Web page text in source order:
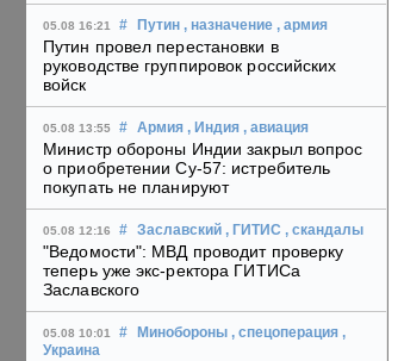
05.08 16:21 # Путин , назначение , армия
Путин провел перестановки в
руководстве группировок российских
войск
05.08 13:55 # Армия , Индия , авиация
Министр обороны Индии закрыл вопрос
о приобретении Су-57: истребитель
покупать не планируют
05.08 12:16 # Заславский , ГИТИС , скандалы
"Ведомости": МВД проводит проверку
теперь уже экс-ректора ГИТИСа
Заславского
05.08 10:01 # Минобороны , спецоперация ,
Украина